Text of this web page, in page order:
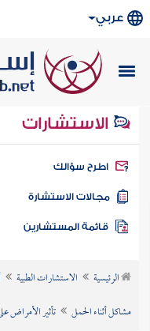
عربي
الاستشارات
سؤالك
الاستشارة
الرئيسية الاستشارات الطبية
مشاكل أثناء الحمل
تأثير الأمراض